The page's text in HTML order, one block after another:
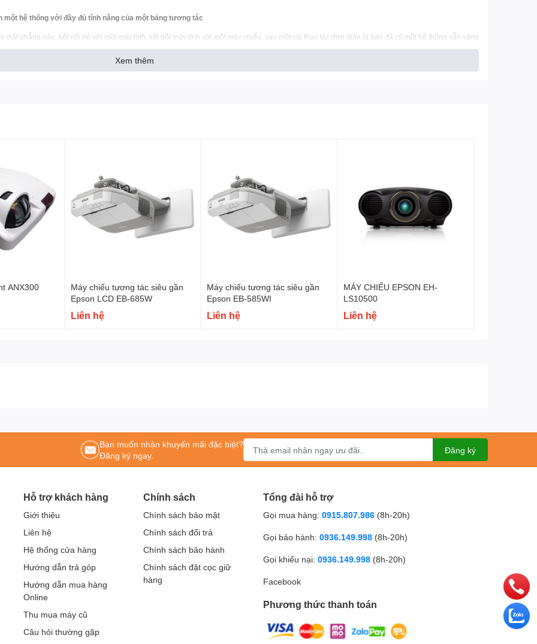
hệ thống với đầy đủ tính năng của một bảng tương tác
phẳng nào, kết nối nó với một máy tính, kết nối máy tính với một máy chiếu, sau một vài thao tác đơn giản là bạn đã có một hệ thống sẵn sàng
nếu mặt phẳng bị giới hạn cho tới 90'' cho những căn phòng có kích thước rộng hơn và không gian làm việc yêu cầu.
tác với các hoạt động, websites và nội dung đa phương tiện.
để phóng to và thu nhỏ hình ảnh
cùng một lúc. Bạn có thể cho kiểm tra nhiều học sinh cùng một lúc hoặc có nhiều người tương tác hơn trong một cuộc họp. Sẽ có nhiều
length: 19.7 ft)
× 10.2"(D)
Class B, CE
Màn hình tương tác thông minh, bảng tương tác thông minh, Khung tương tác thông minh, bục giảng thông minh.
Magix, PKLNS..
chính hãng – Dịch vụ nhanh nhất
hệ:
0243.796.0283/0915.807.986
Xem thêm
ANX300
Máy chiếu tương tác siêu gần
Epson LCD EB-685W
Liên hệ
Máy chiếu tương tác siêu gần
Epson EB-585WI
Liên hệ
MÁY CHIẾU EPSON EH-
LS10500
Liên hệ
Bạn muốn nhận khuyến mãi đặc biệt?
Đăng ký ngay.
Đăng ký
Hỗ trợ khách hàng
Giới thiệu
Liên hệ
Hệ thống cửa hàng
Hướng dẫn trả góp
Hướng dẫn mua hàng
Online
Thu mua máy cũ
Câu hỏi thường gặp
Chính sách
Chính sách bảo mật
Chính sách đổi trả
Chính sách bảo hành
Chính sách đặt cọc giữ
hàng
Tổng đài hỗ trợ
Gọi mua hàng: 0915.807.986 (8h-20h)
Gọi bảo hành: 0936.149.998 (8h-20h)
Gọi khiếu nại: 0936.149.998 (8h-20h)
Facebook
Phương thức thanh toán